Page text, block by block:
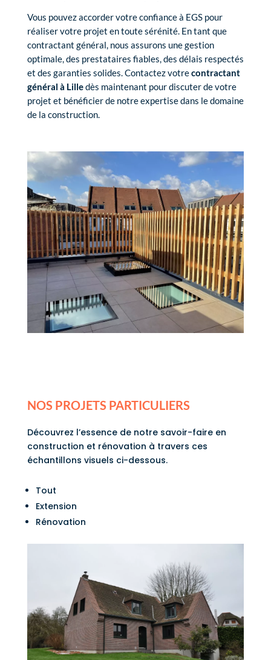
Vous pouvez accorder votre confiance à EGS pour
réaliser votre projet en toute sérénité. En tant que
contractant général, nous assurons une gestion
optimale, des prestataires fiables, des délais respectés
et des garanties solides. Contactez votrecontractant
général à Lilledès maintenant pour discuter de votre
projet et bénéficier de notre expertise dans le domaine
de la construction.
NOS PROJETS PARTICULIERS
Découvrez l’essence de notre savoir-faire en
construction et rénovation à travers ces
échantillons visuels ci-dessous.
Tout
Extension
Rénovation